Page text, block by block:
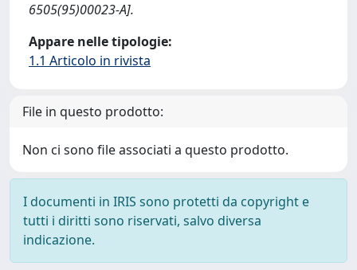
6505(95)00023-A].
Appare nelle tipologie:
1.1 Articolo in rivista
File in questo prodotto:
Non ci sono file associati a questo prodotto.
I documenti in IRIS sono protetti da copyright e
tutti i diritti sono riservati, salvo diversa
indicazione.